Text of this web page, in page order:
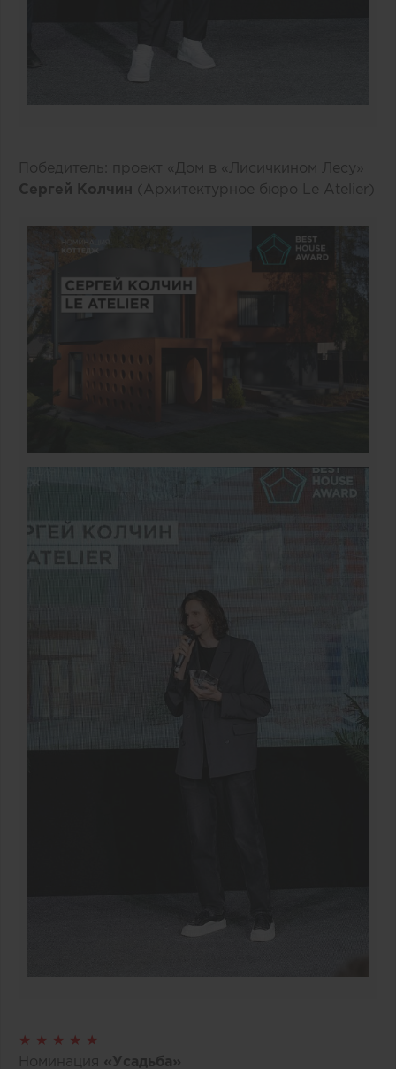
Победитель: проект «Дом в «Лисичкином Лесу»
Сергей Колчин (Архитектурное бюро Le Atelier)
★ ★ ★ ★ ★
Номинация «Усадьба»